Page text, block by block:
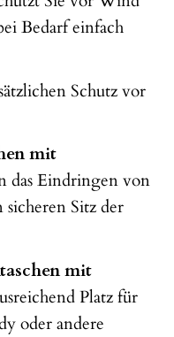
Bedarf einfach
Schutz vor
mit
das Eindringen von
Sitz der
mit
Platz für
oder andere